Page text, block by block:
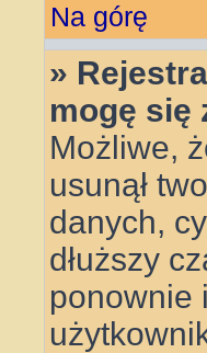
Na górę
»
mogę się
Możliwe,
usunął
danych,
dłuższy
ponownie